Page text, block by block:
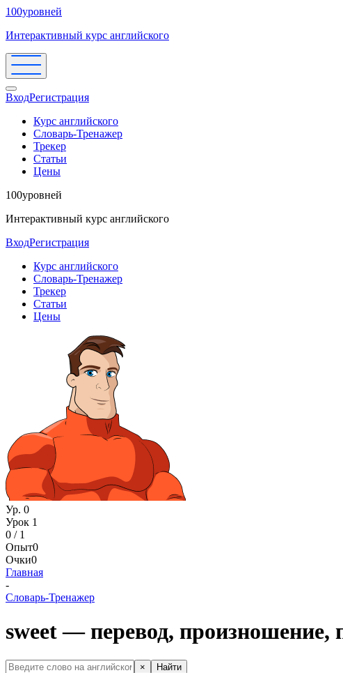
100уровней
Интерактивный курс английского
ВходРегистрация
Курс английского
Словарь-Тренажер
Трекер
Статьи
Цены
100уровней
Интерактивный курс английского
ВходРегистрация
Курс английского
Словарь-Тренажер
Трекер
Статьи
Цены
Ур. 0
Урок 1
0 / 1
Опыт0
Очки0
Главная
-
Словарь-Тренажер
sweet — перевод,
× Найти